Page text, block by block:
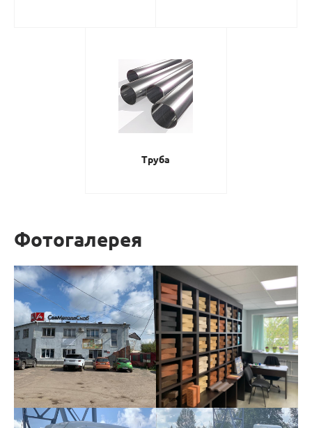
Труба
Фотогалерея